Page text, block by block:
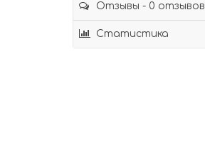
Отзывы - 0 отзывов
Статистика